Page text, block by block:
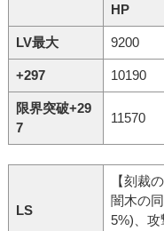
HP
LV最大 9200
+297 10190
限界突破+29
7
11570
LS
【刻裁
闇木の
5%)、